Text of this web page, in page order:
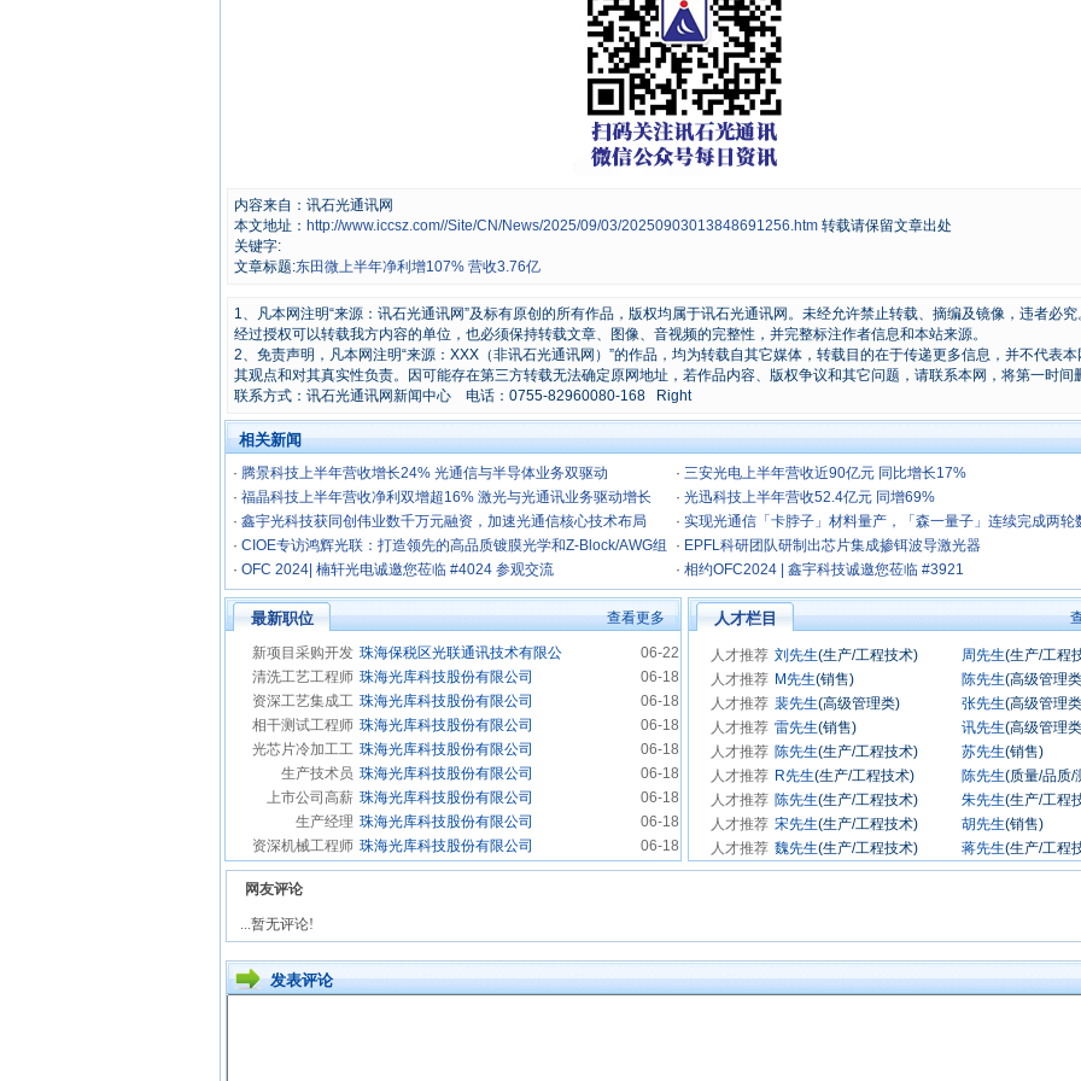
内容来自：讯石光通讯网
本文地址： http://www.iccsz.com//Site/CN/News/2025/09/03/20250903013848691256.htm 转载请保留文章出处
关键字:
文章标题:东田微上半年净利增107% 营收3.76亿
1、凡本网注明“来源：讯石光通讯网”及标有原创的所有作品，版权均属于讯石光通讯网。未经允许禁止转载、摘编及镜像，违者必究
经过授权可以转载我方内容的单位，也必须保持转载文章、图像、音视频的完整性，并完整标注作者信息和本站来源。
2、免责声明，凡本网注明“来源：XXX（非讯石光通讯网）”的作品，均为转载自其它媒体，转载目的在于传递更多信息，并不代表本
其观点和对其真实性负责。因可能存在第三方转载无法确定原网地址，若作品内容、版权争议和其它问题，请联系本网，将第一时间
联系方式：讯石光通讯网新闻中心 电话：0755-82960080-168 Right
相关新闻
· 腾景科技上半年营收增长24% 光通信与半导体业务双驱动 · 三安光电上半年营收近90亿元 同比增长17%
· 福晶科技上半年营收净利双增超16% 激光与光通讯业务驱动增长 · 光迅科技上半年营收52.4亿元 同增69%
· 鑫宇光科技获同创伟业数千万元融资，加速光通信核心技术布局 · 实现光通信「卡脖子」材料量产，「森一量子」连续完成两轮
万元融资
· CIOE专访鸿辉光联：打造领先的高品质镀膜光学和Z-Block/AWG组
件
· EPFL科研团队研制出芯片集成掺铒波导激光器
· OFC 2024| 楠轩光电诚邀您莅临 #4024 参观交流 · 相约OFC2024 | 鑫宇科技诚邀您莅临 #3921